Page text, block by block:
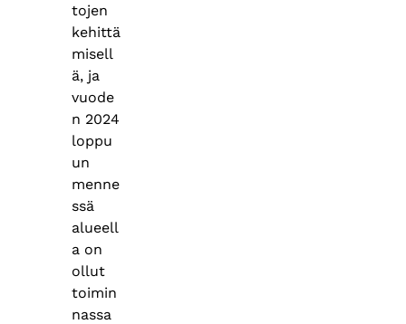
tojen
kehittä
misell
ä, ja
vuode
n 2024
loppu
un
menne
ssä
alueell
a on
ollut
toimin
nassa